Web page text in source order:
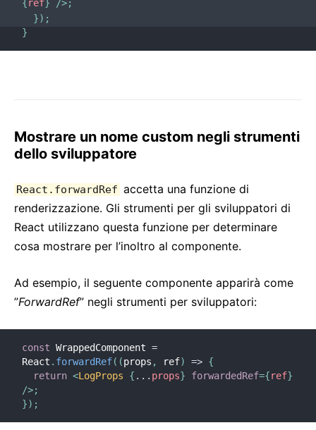
{ ref} />;
}) ;
}
Mostrare un nome custom negli strumenti
dello sviluppatore
React.forwardRef accetta una funzione di
renderizzazione. Gli strumenti per gli sviluppatori di
React utilizzano questa funzione per determinare
cosa mostrare per l’inoltro al componente.
Ad esempio, il seguente componente apparirà come
”ForwardRef” negli strumenti per sviluppatori:
const WrappedComponent =
React . forwardRef( (props , ref) => {
return <LogProps { ... props} forwardedRef={ref}
/>;
}) ;